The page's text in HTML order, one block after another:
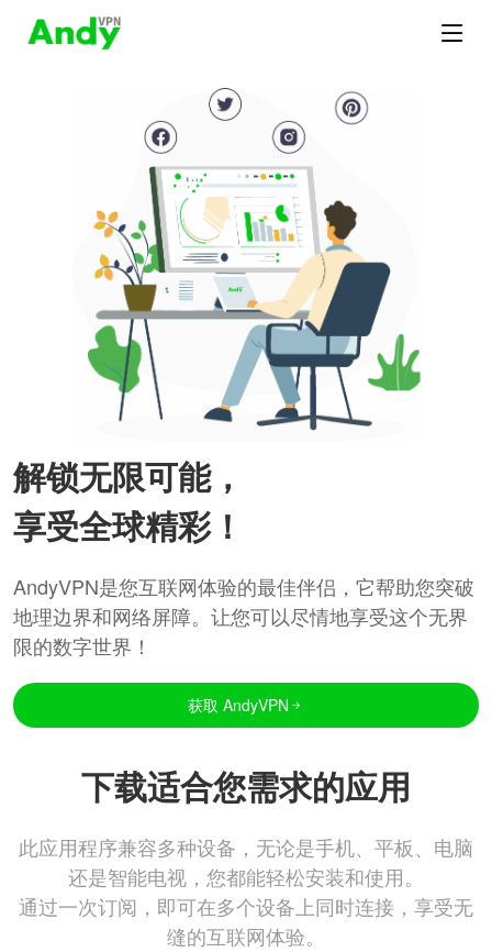
解锁无限可能，
享受全球精彩！
AndyVPN是您互联网体验的最佳伴侣，它帮助您突破
地理边界和网络屏障。让您可以尽情地享受这个无界
限的数字世界！
获取 AndyVPN
下载适合您需求的应用
此应用程序兼容多种设备，无论是手机、平板、电脑
还是智能电视，您都能轻松安装和使用。
通过一次订阅，即可在多个设备上同时连接，享受无
缝的互联网体验。